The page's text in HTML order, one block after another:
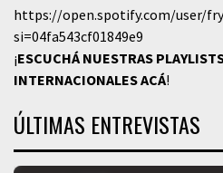
https://open.spotify.com/user/
si=04fa543cf01849e9
¡ESCUCHÁ NUESTRAS
INTERNACIONALESACÁ!
ÚLTIMAS ENTREVISTAS